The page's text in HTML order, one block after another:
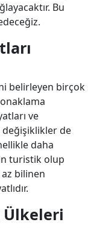
Bu
belirleyen birçok
ve
değişiklikler de
daha
turistik olup
bilinen
Ülkeleri